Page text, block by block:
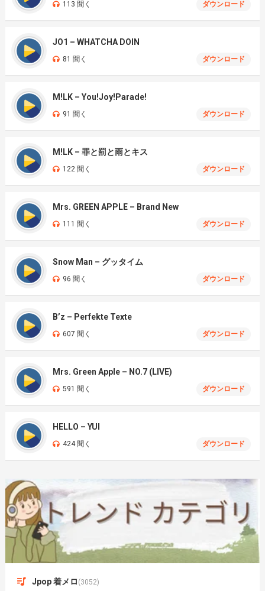
113 聞く ダウンロード
JO1 – WHATCHA DOIN
81 聞く ダウンロード
M!LK – You!Joy!Parade!
91 聞く ダウンロード
M!LK – 罪と罰と雨とキス
122 聞く ダウンロード
Mrs. GREEN APPLE – Brand New
111 聞く ダウンロード
Snow Man – グッタイム
96 聞く ダウンロード
B’z – Perfekte Texte
607 聞く ダウンロード
Mrs. Green Apple – NO.7 (LIVE)
591 聞く ダウンロード
HELLO – YUI
424 聞く ダウンロード
Jpop 着メロ (3052)